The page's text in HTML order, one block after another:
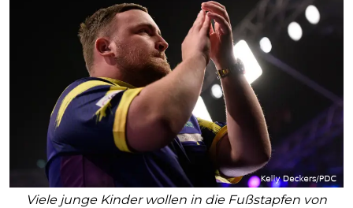
Viele junge Kinder wollen in die Fußstapfen von